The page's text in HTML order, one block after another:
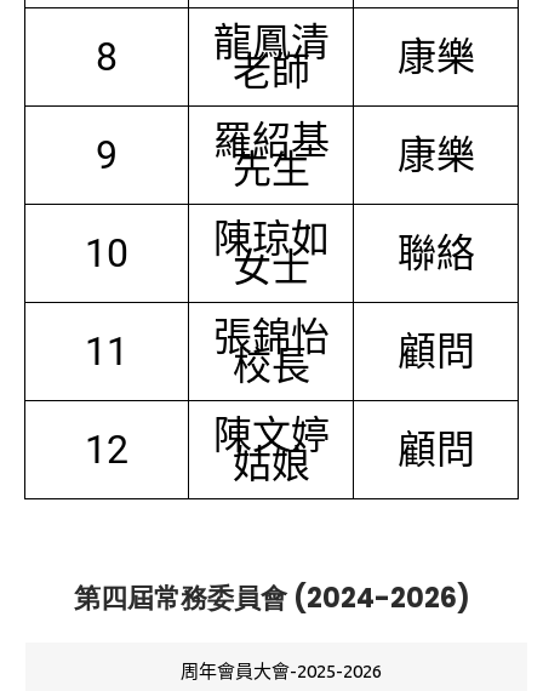
8 龍鳳清
老師 康樂
9 羅紹基
先生 康樂
10 陳琼如
女士 聯絡
11 張錦怡
校長 顧問
12 陳文婷
姑娘 顧問
第四屆常務委員會 (2024-2026)
周年會員大會-2025-2026